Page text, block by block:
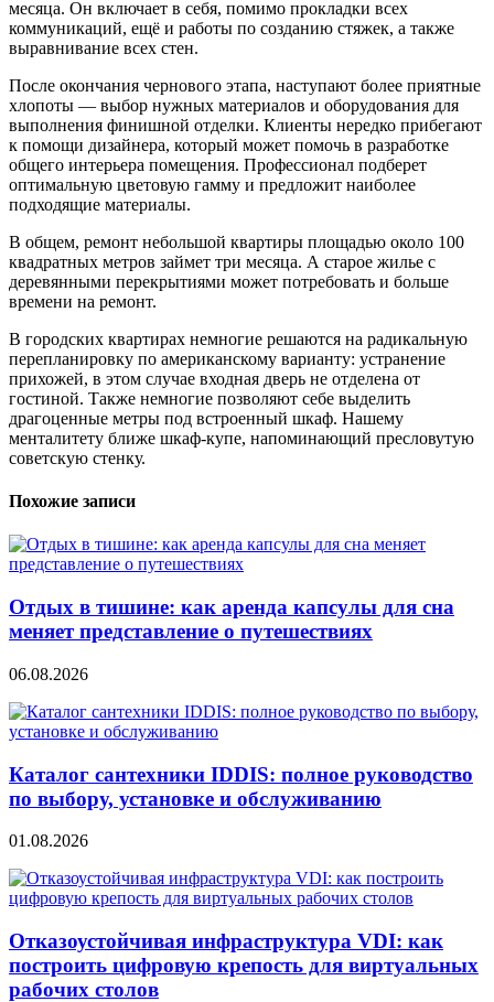
месяца. Он включает в себя, помимо прокладки всех
коммуникаций, ещё и работы по созданию стяжек, а также
выравнивание всех стен.
После окончания чернового этапа, наступают более приятные
хлопоты — выбор нужных материалов и оборудования для
выполнения финишной отделки. Клиенты нередко прибегают
к помощи дизайнера, который может помочь в разработке
общего интерьера помещения. Профессионал подберет
оптимальную цветовую гамму и предложит наиболее
подходящие материалы.
В общем, ремонт небольшой квартиры площадью около 100
квадратных метров займет три месяца. А старое жилье с
деревянными перекрытиями может потребовать и больше
времени на ремонт.
В городских квартирах немногие решаются на радикальную
перепланировку по американскому варианту: устранение
прихожей, в этом случае входная дверь не отделена от
гостиной. Также немногие позволяют себе выделить
драгоценные метры под встроенный шкаф. Нашему
менталитету ближе шкаф-купе, напоминающий пресловутую
советскую стенку.
Похожие записи
Отдых в тишине: как аренда капсулы для сна
меняет представление о путешествиях
06.08.2026
Каталог сантехники IDDIS: полное руководство
по выбору, установке и обслуживанию
01.08.2026
Отказоустойчивая инфраструктура VDI: как
построить цифровую крепость для виртуальных
рабочих столов